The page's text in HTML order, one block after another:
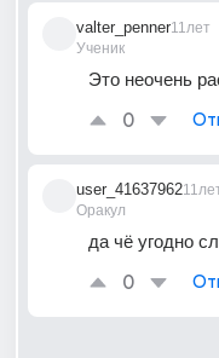
valter_penner
Ученик
11лет
Это неочень
0
user_41637962
Оракул
да чё угодно
0